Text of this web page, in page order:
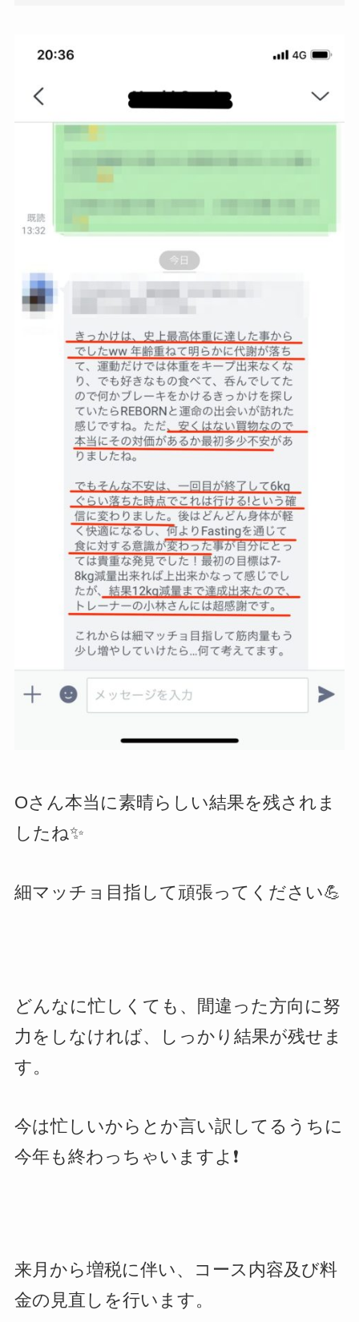
Oさん本当に素晴らしい結果を残されま
したね✨
細マッチョ目指して頑張ってください💪
どんなに忙しくても、間違った方向に努
力をしなければ、しっかり結果が残せま
す。
今は忙しいからとか言い訳してるうちに
今年も終わっちゃいますよ❗️
来月から増税に伴い、コース内容及び料
金の見直しを行います。